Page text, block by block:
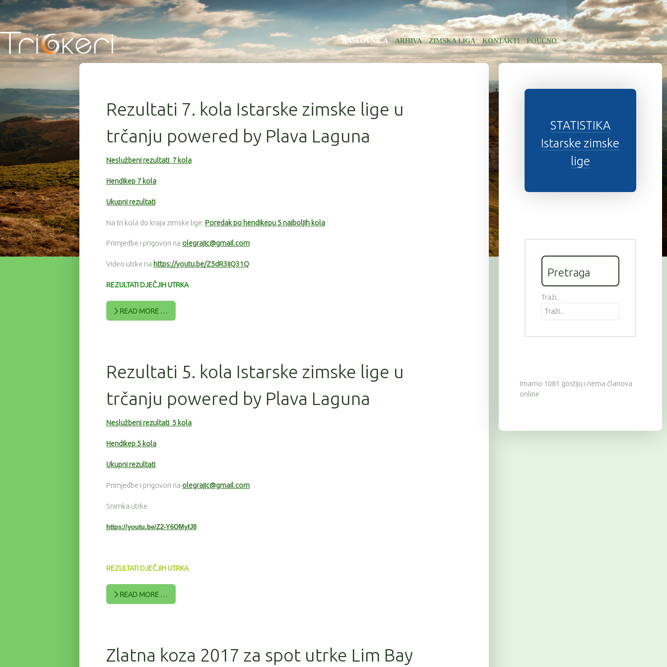
NASLOVNICA ARHIVA ZIMSKA LIGA KONTAKTI POUČNO
Rezultati 7. kola Istarske zimske lige u
trčanju powered by Plava Laguna
Neslužbeni rezultati 7 kola
Hendikep 7 kola
Ukupni rezultati
Na tri kola do kraja zimske lige: Poredak po hendikepu 5 najboljih kola
Primjedbe i prigovori na olegrajic@gmail.com
Video utrke na https://youtu.be/Z5dR3IjQ31Q
REZULTATI DJEČJIH UTRKA
READ MORE …
Rezultati 5. kola Istarske zimske lige u
trčanju powered by Plava Laguna
Neslužbeni rezultati 5 kola
Hendikep 5 kola
Ukupni rezultati
Primjedbe i prigovori na olegrajic@gmail.com
Snimka utrke
https://youtu.be/Z2-Y6OMyfJ8
REZULTATI DJEČJIH UTRKA
READ MORE …
Zlatna koza 2017 za spot utrke Lim Bay
STATISTIKA
Istarske zimske
lige
Pretraga
Traži...
Imamo 1081 gostiju i nema članova
online